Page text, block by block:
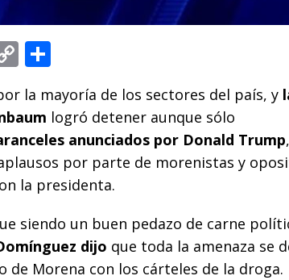
C
o
p
y
Li
n
m
p
ar
ti
r
la mayoría de los sectores del país, y
logró detener aunque sólo
anunciados por Donald Trump
por parte de morenistas y
la presidenta.
siendo un buen pedazo de carne
dijo que toda la amenaza se
de Morena con los cárteles de la droga.